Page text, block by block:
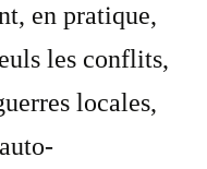
en pratique,
les conflits,
locales,